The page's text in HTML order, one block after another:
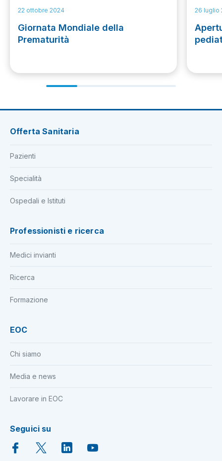
22 ottobre 2024
Giornata Mondiale della
Prematurità
26 luglio
Offerta Sanitaria
Pazienti
Specialità
Ospedali e Istituti
Professionisti e ricerca
Medici invianti
Ricerca
Formazione
EOC
Chi siamo
Media e news
Lavorare in EOC
Seguici su